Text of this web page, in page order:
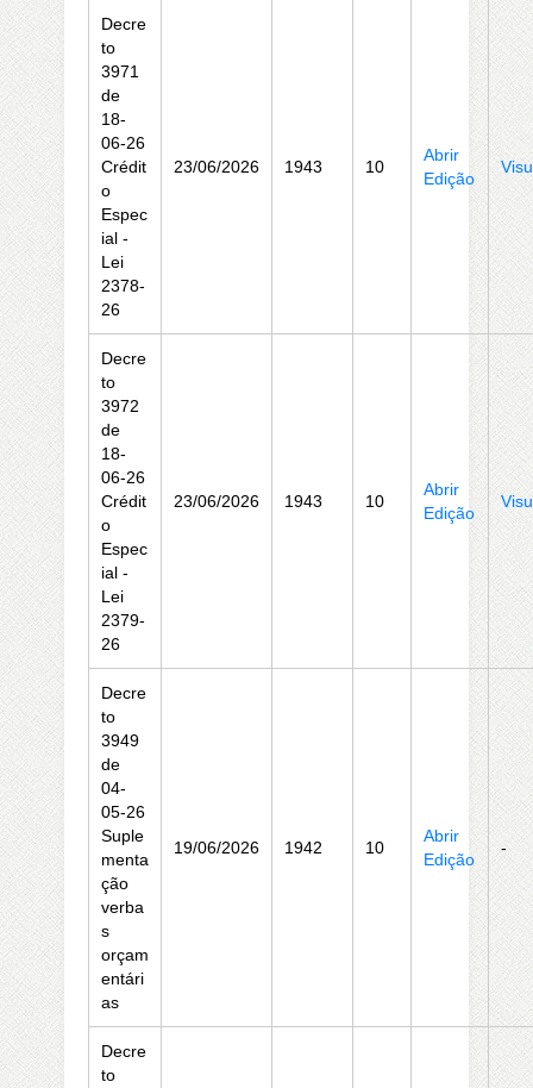
Decre
to
3971
de
18-
06-26
Crédit
o
Espec
ial -
Lei
2378-
26
23/06/2026 1943 10
Abrir
Edição
Decre
to
3972
de
18-
06-26
Crédit
o
Espec
ial -
Lei
2379-
26
23/06/2026 1943 10
Abrir
Edição
Decre
to
3949
de
04-
05-26
Suple
menta
ção
verba
s
orçam
entári
as
19/06/2026 1942 10
Abrir
Edição
-
Decre
to